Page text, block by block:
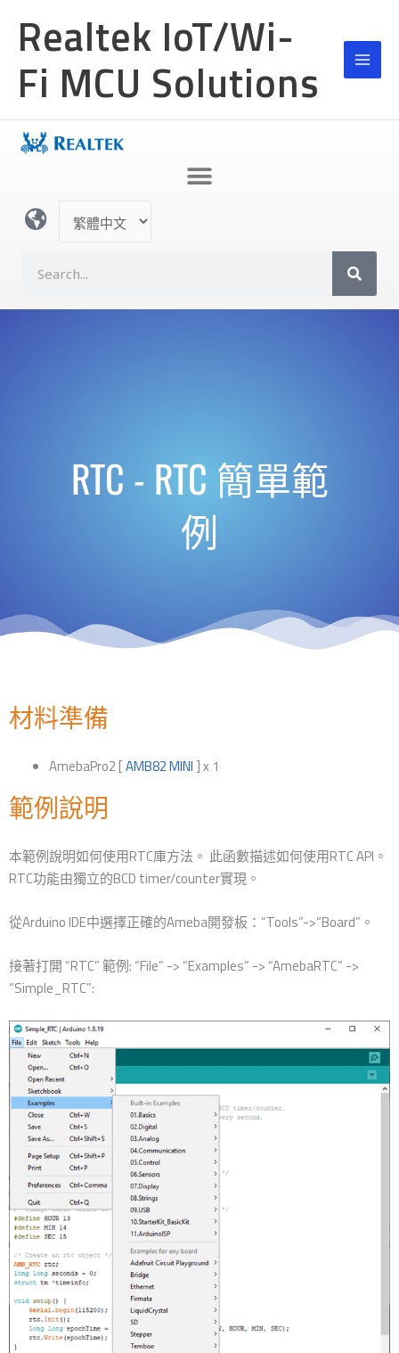
容
Realtek IoT/Wi-
Fi MCU Solutions
言
a
RTC - RTC 簡單範
例
材料準備
AmebaPro2 [AMB82 MINI ] x 1
範例說明
本範例說明如何使用RTC庫方法。 此函數描述如何使用RTC API。
RTC功能由獨立的BCD timer/counter實現。
從Arduino IDE中選擇正確的Ameba開發板：“Tools”->“Board”。
接著打開 “RTC” 範例: “File” -> “Examples” -> “AmebaRTC” ->
“Simple_RTC”: